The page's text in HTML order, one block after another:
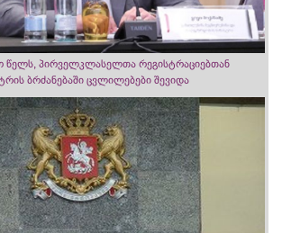
წელს, პირველკლასელთა რეგისტრაციებთან
ბრძანებაში ცვლილებები შევიდა